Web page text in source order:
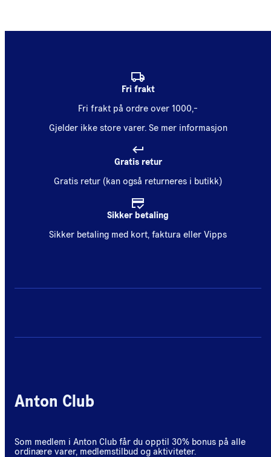
Fri frakt
Fri frakt på ordre over 1000,-
Gjelder ikke store varer. Se mer informasjon
Gratis retur
Gratis retur (kan også returneres i butikk)
Sikker betaling
Sikker betaling med kort, faktura eller Vipps
Anton Club
Som medlem i Anton Club får du opptil 30% bonus på alle
ordinære varer, medlemstilbud og aktiviteter.